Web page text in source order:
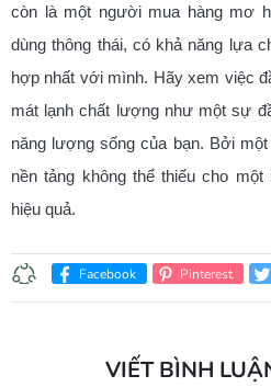
còn là một người mua hàng mơ
dùng thông thái, có khả năng lựa
hợp nhất với mình. Hãy xem việc
mát lạnh chất lượng như một sự
năng lượng sống của bạn. Bởi
nền tảng không thể thiếu cho
hiệu quả.
Facebook Pinterest
VIẾT BÌNH